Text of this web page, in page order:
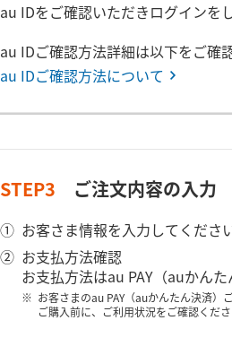
au IDをご確認いただきログインを
au IDご確認方法詳細は以下をご確
au IDご確認方法について
STEP3 ご注文内容の入力
お客さま情報を入力してください
お支払方法確認
お支払方法はau PAY（auかんた
お客さまのau PAY（auかんたん決済）
ご購入前に、ご利用状況をご確認くださ